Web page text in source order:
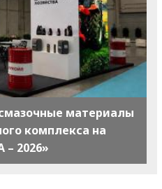
материалы
комплекса на
2026»